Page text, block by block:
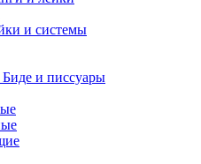
и системы
Биде и писсуары